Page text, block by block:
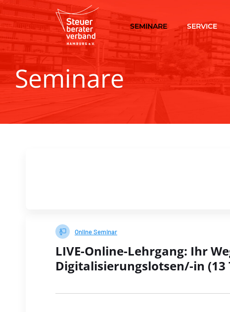
SEMINARE SERVICE
Seminare
Online Seminar
LIVE-Online-Lehrgang: Ihr
Digitalisierungslotsen/-in (13